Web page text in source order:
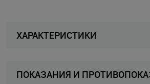
ХАРАКТЕРИСТИКИ
Артикул
ПОКАЗАНИЯ И